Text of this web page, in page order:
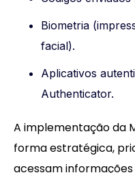
Biometria
facial).
Aplicativos
Authenticator.
A implementação da
forma estratégica,
acessam